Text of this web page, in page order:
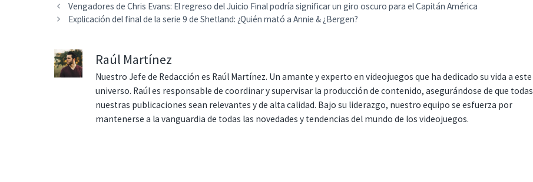
Vengadores de Chris Evans: El regreso del Juicio Final podría significar un giro oscuro para el Capitán América
Explicación del final de la serie 9 de Shetland: ¿Quién mató a Annie & ¿Bergen?
Raúl Martínez
Nuestro Jefe de Redacción es Raúl Martínez. Un amante y experto en videojuegos que ha dedicado su vida a este
universo. Raúl es responsable de coordinar y supervisar la producción de contenido, asegurándose de que todas
nuestras publicaciones sean relevantes y de alta calidad. Bajo su liderazgo, nuestro equipo se esfuerza por
mantenerse a la vanguardia de todas las novedades y tendencias del mundo de los videojuegos.